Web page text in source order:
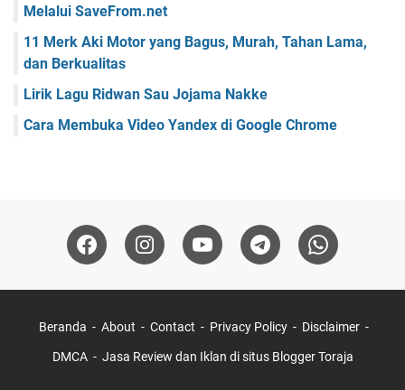
Melalui SaveFrom.net
11 Merk Aki Motor yang Bagus, Murah, Tahan Lama,
dan Berkualitas
Lirik Lagu Ridwan Sau Jojama Nakke
Cara Membuka Video Yandex di Google Chrome
Beranda About Contact Privacy Policy Disclaimer
DMCA Jasa Review dan Iklan di situs Blogger Toraja